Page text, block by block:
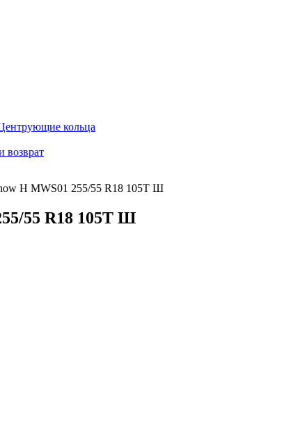
кольца
возврат
H MWS01 255/55 R18 105T Ш
55 R18 105T Ш